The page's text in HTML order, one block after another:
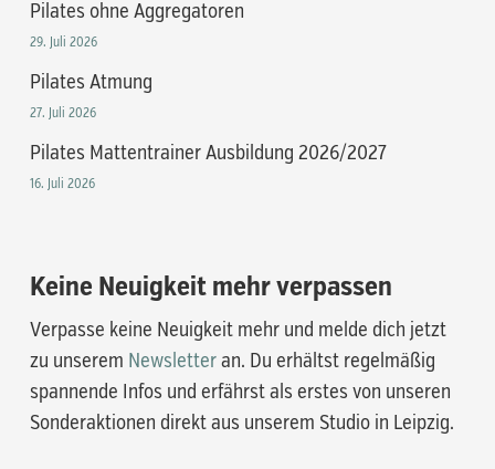
Pilates ohne Aggregatoren
29. Juli 2026
Pilates Atmung
27. Juli 2026
Pilates Mattentrainer Ausbildung 2026/2027
16. Juli 2026
Keine Neuigkeit mehr verpassen
Verpasse keine Neuigkeit mehr und melde dich jetzt
zu unserem Newsletteran. Du erhältst regelmäßig
spannende Infos und erfährst als erstes von unseren
Sonderaktionen direkt aus unserem Studio in Leipzig.